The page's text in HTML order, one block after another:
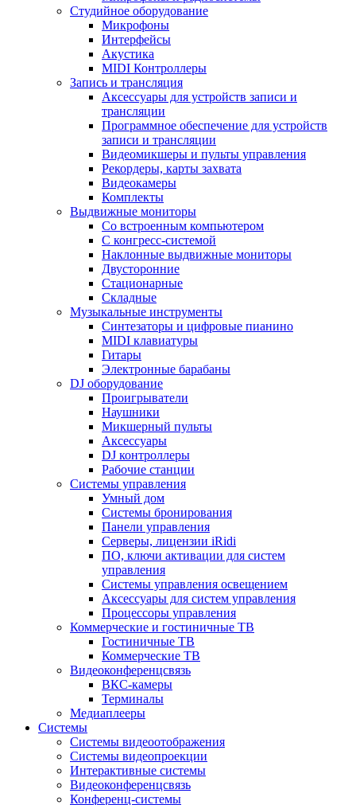
Студийное оборудование
Микрофоны
Интерфейсы
Акустика
MIDI Контроллеры
Запись и трансляция
Аксессуары для устройств записи и
трансляции
Программное обеспечение для устройств
записи и трансляции
Видеомикшеры и пульты управления
Рекордеры, карты захвата
Видеокамеры
Комплекты
Выдвижные мониторы
Со встроенным компьютером
С конгресс-системой
Наклонные выдвижные мониторы
Двусторонние
Стационарные
Складные
Музыкальные инструменты
Синтезаторы и цифровые пианино
MIDI клавиатуры
Гитары
Электронные барабаны
DJ оборудование
Проигрыватели
Наушники
Микшерный пульты
Аксессуары
DJ контроллеры
Рабочие станции
Системы управления
Умный дом
Системы бронирования
Панели управления
Серверы, лицензии iRidi
ПО, ключи активации для систем
управления
Системы управления освещением
Аксессуары для систем управления
Процессоры управления
Коммерческие и гостиничные ТВ
Гостиничные ТВ
Коммерческие ТВ
Видеоконференцсвязь
ВКС-камеры
Терминалы
Медиаплееры
Системы
Системы видеоотображения
Системы видеопроекции
Интерактивные системы
Видеоконференцсвязь
Конференц-системы